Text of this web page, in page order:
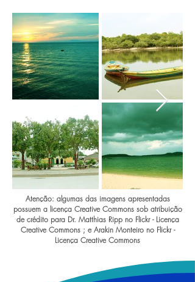
Atenção: algumas das imagens apresentadas
possuem a licença Creative Commons sob atribuição
de crédito para Dr. Matthias Ripp no Flickr - Licença
Creative Commons ; e Arakin Monteiro no Flickr -
Licença Creative Commons